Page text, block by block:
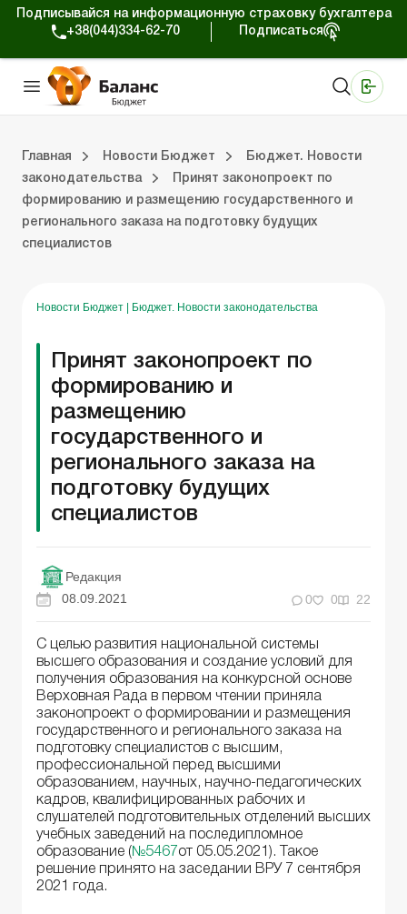
Подписывайся на информационную страховку бухгалтера
+38(044)334-62-70
Подписаться
Главная Новости Бюджет
Бюджет. Новости
законодательства
Принят законопроект по
формированию и размещению государственного и
регионального заказа на подготовку будущих
специалистов
Новости Бюджет Бюджет. Новости законодательства
Принят законопроект по
формированию и
размещению
государственного и
регионального заказа на
подготовку будущих
специалистов
Редакция
08.09.2021
0 0 22
С целью развития национальной системы
высшего образования и создание условий для
получения образования на конкурсной основе
Верховная Рада в первом чтении приняла
законопроект о формировании и размещения
государственного и регионального заказа на
подготовку специалистов с высшим,
профессиональной перед высшими
образованием, научных, научно-педагогических
кадров, квалифицированных рабочих и
слушателей подготовительных отделений высших
учебных заведений на последипломное
образование ( №5467 от 05.05.2021). Такое
решение принято на заседании ВРУ 7 сентября
2021 года.